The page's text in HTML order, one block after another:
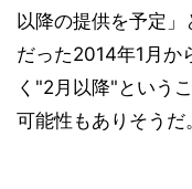
以降の提供を予定
だった2014年1月か
く"2月以降"という
可能性もありそうだ。